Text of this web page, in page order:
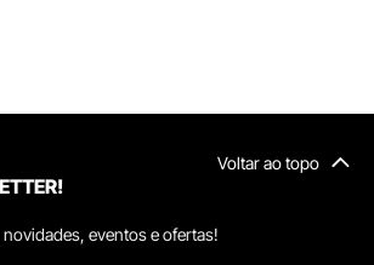
Voltar ao topo
novidades, eventos e ofertas!